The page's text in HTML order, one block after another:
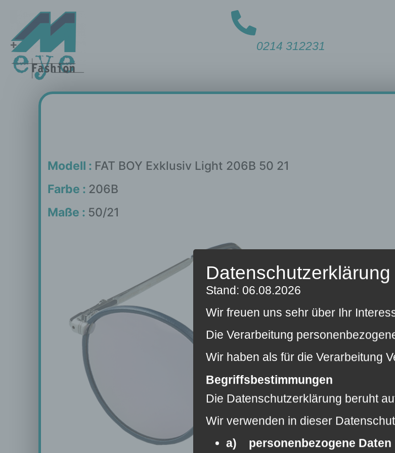
0214 312231
Modell : FAT BOY Exklusiv Light 206B 50 21
Farbe : 206B
Maße : 50/21
Datenschutzerklärung
Stand: 06.08.2026
Wir freuen uns sehr über Ihr
Die Verarbeitung
Wir haben als für die Verarbeitung
Begriffsbestimmungen
Die Datenschutzerklärung beruht
Wir verwenden in dieser
a) personenbezogene Daten